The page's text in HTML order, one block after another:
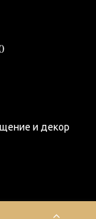
и декор